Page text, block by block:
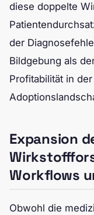
diese doppelte
der
Bildgebung als
Profitabilität in
Expansion
Workflows
Obwohl die